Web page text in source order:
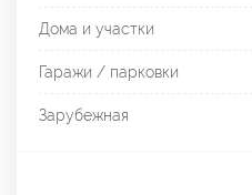
Дома и участки
Гаражи / парковки
Зарубежная